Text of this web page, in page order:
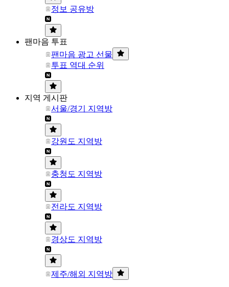
정보 공유방
팬마음 투표
팬마음 광고 선물
투표 역대 순위
지역 게시판
서울/경기 지역방
강원도 지역방
충청도 지역방
전라도 지역방
경상도 지역방
제주/해외 지역방